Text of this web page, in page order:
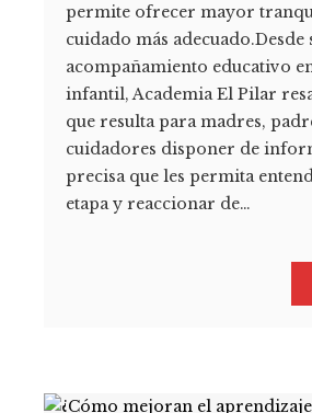
permite ofrecer mayor
cuidado más adecuado.Desde
acompañamiento educativo
infantil, Academia El Pilar
que resulta para madres,
cuidadores disponer de
precisa que les permita
etapa y reaccionar de…